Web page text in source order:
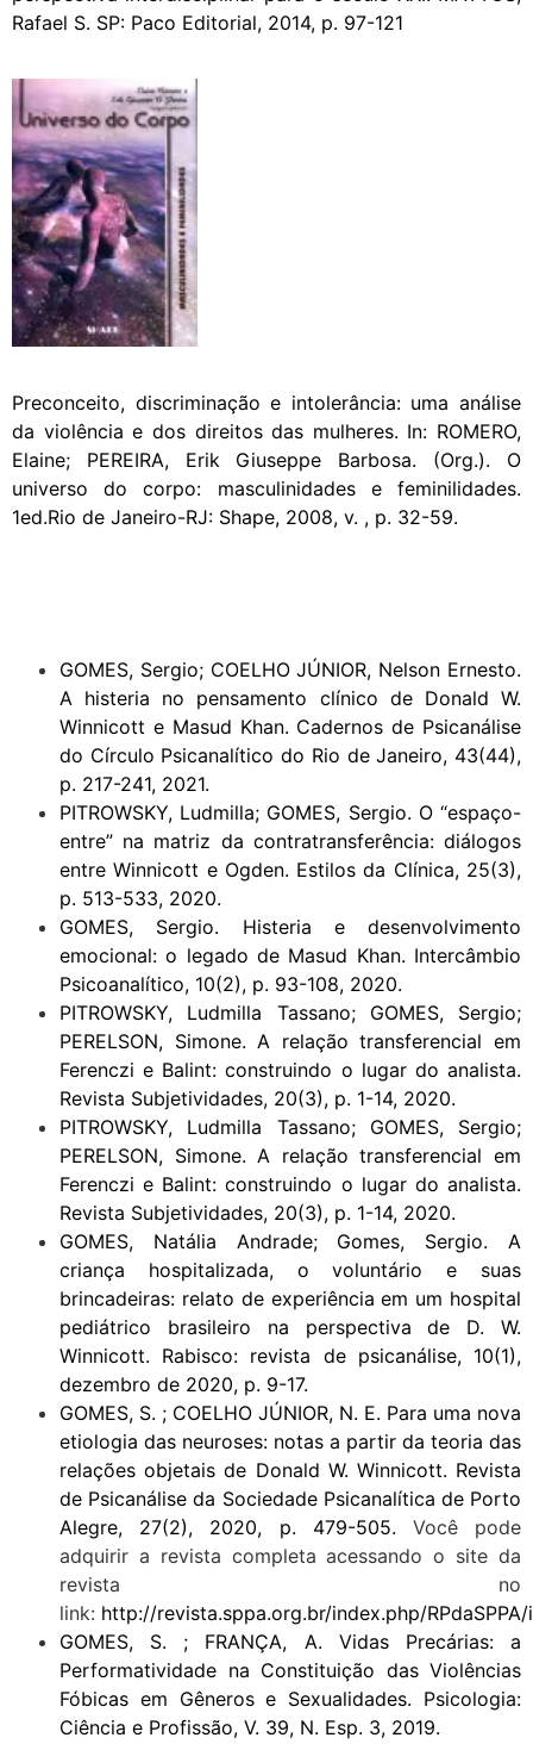
Rafael S. SP: Paco Editorial, 2014, p. 97-121
Preconceito, discriminação e intolerância: uma análise
da violência e dos direitos das mulheres. In: ROMERO,
Elaine; PEREIRA, Erik Giuseppe Barbosa. (Org.). O
universo do corpo: masculinidades e feminilidades.
1ed.Rio de Janeiro-RJ: Shape, 2008, v. , p. 32-59.
GOMES, Sergio; COELHO JÚNIOR, Nelson Ernesto.
A histeria no pensamento clínico de Donald W.
Winnicott e Masud Khan. Cadernos de Psicanálise
do Círculo Psicanalítico do Rio de Janeiro, 43(44),
p. 217-241, 2021.
PITROWSKY, Ludmilla; GOMES, Sergio. O “espaço-
entre” na matriz da contratransferência: diálogos
entre Winnicott e Ogden. Estilos da Clínica, 25(3),
p. 513-533, 2020.
GOMES, Sergio. Histeria e desenvolvimento
emocional: o legado de Masud Khan. Intercâmbio
Psicoanalítico, 10(2), p. 93-108, 2020.
PITROWSKY, Ludmilla Tassano; GOMES, Sergio;
PERELSON, Simone. A relação transferencial em
Ferenczi e Balint: construindo o lugar do analista.
Revista Subjetividades, 20(3), p. 1-14, 2020.
PITROWSKY, Ludmilla Tassano; GOMES, Sergio;
PERELSON, Simone. A relação transferencial em
Ferenczi e Balint: construindo o lugar do analista.
Revista Subjetividades, 20(3), p. 1-14, 2020.
GOMES, Natália Andrade; Gomes, Sergio. A
criança hospitalizada, o voluntário e suas
brincadeiras: relato de experiência em um hospital
pediátrico brasileiro na perspectiva de D. W.
Winnicott. Rabisco: revista de psicanálise, 10(1),
dezembro de 2020, p. 9-17.
GOMES, S. ; COELHO JÚNIOR, N. E. Para uma nova
etiologia das neuroses: notas a partir da teoria das
relações objetais de Donald W. Winnicott. Revista
de Psicanálise da Sociedade Psicanalítica de Porto
Alegre, 27(2), 2020, p. 479-505. Você pode
adquirir a revista completa acessando o site da
revista no
link: http://revista.sppa.org.br/index.php/
GOMES, S. ; FRANÇA, A. Vidas Precárias: a
Performatividade na Constituição das Violências
Fóbicas em Gêneros e Sexualidades. Psicologia:
Ciência e Profissão, V. 39, N. Esp. 3, 2019.